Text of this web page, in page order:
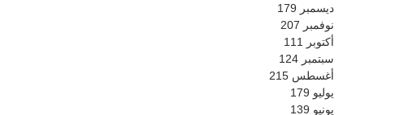
ديسمبر 179
نوفمبر 207
أكتوبر
111
سبتمبر 124
أغسطس 215
يوليو 179
يونيو 139